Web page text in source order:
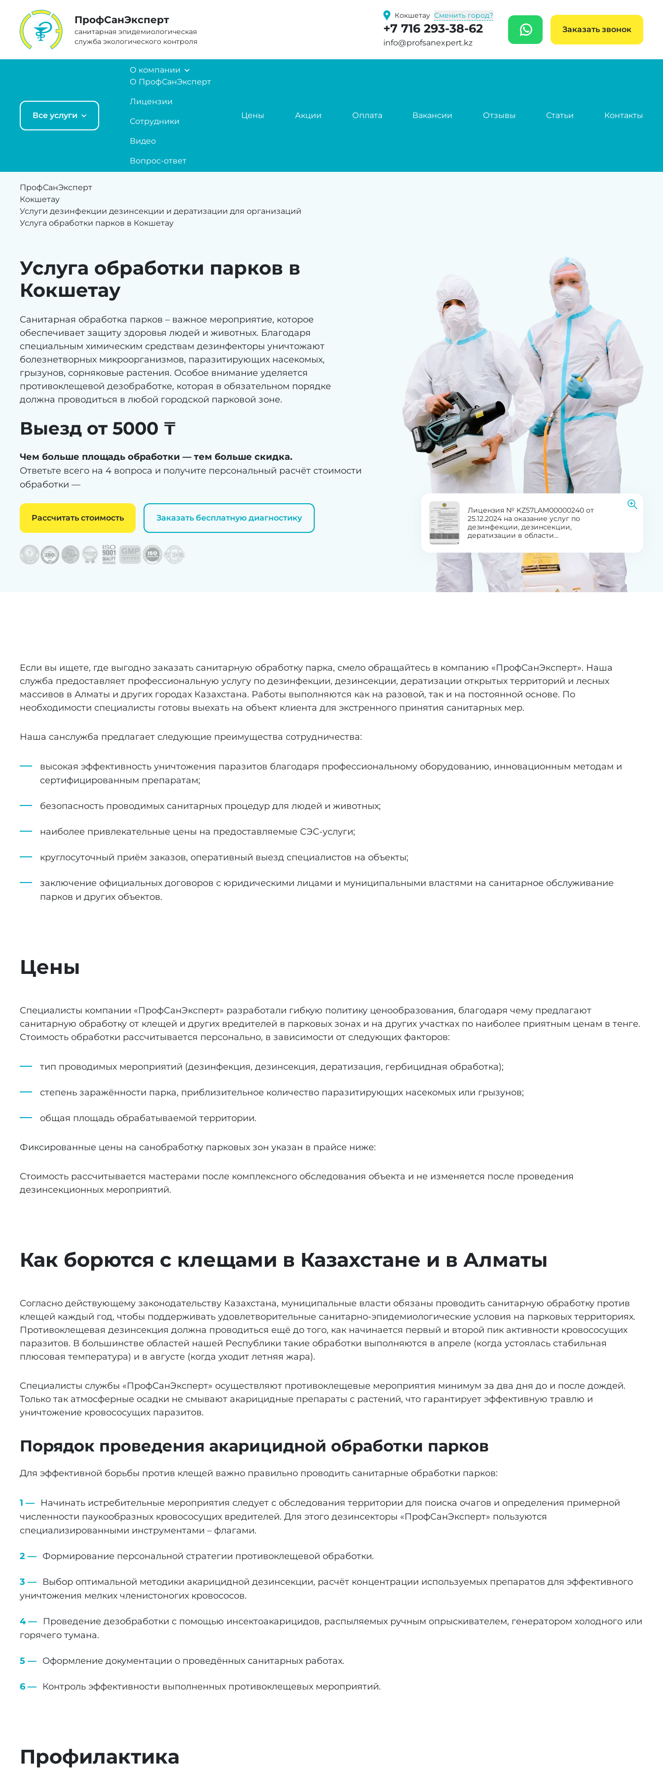
ПрофCанЭксперт
санитарная эпидемиологическая
служба экологического контроля
Кокшетау Сменить город?
+7 716 293-38-62
info@profsanexpert.kz
WhatsAppЗаказать звонок
Все услуги
О компании
О ПрофСанЭксперт
Лицензии
Сотрудники
Видео
Вопрос-ответ
Цены Акции Оплата Вакансии Отзывы Статьи Контакты
ПрофСанЭксперт
Кокшетау
Услуги дезинфекции дезинсекции и дератизации для организаций
Услуга обработки парков в Кокшетау
Услуга обработки парков в
Кокшетау
Санитарная обработка парков – важное мероприятие, которое
обеспечивает защиту здоровья людей и животных. Благодаря
специальным химическим средствам дезинфекторы уничтожают
болезнетворных микроорганизмов, паразитирующих насекомых,
грызунов, сорняковые растения. Особое внимание уделяется
противоклещевой дезобработке, которая в обязательном порядке
должна проводиться в любой городской парковой зоне.
Выезд от 5000 ₸
Чем больше площадь обработки — тем больше скидка.
Ответьте всего на 4 вопроса и получите персональный расчёт стоимости
обработки —
Рассчитать стоимость Заказать бесплатную диагностику
Лицензия № KZ57LAM00000240 от
25.12.2024 на оказание услуг по
дезинфекции, дезинсекции,
дератизации в области
Если вы ищете, где выгодно заказать санитарную обработку парка, смело обращайтесь в компанию «ПрофСанЭксперт». Наша
служба предоставляет профессиональную услугу по дезинфекции, дезинсекции, дератизации открытых территорий и лесных
массивов в Алматы и других городах Казахстана. Работы выполняются как на разовой, так и на постоянной основе. По
необходимости специалисты готовы выехать на объект клиента для экстренного принятия санитарных мер.
Наша санслужба предлагает следующие преимущества сотрудничества:
высокая эффективность уничтожения паразитов благодаря профессиональному оборудованию, инновационным методам и
сертифицированным препаратам;
безопасность проводимых санитарных процедур для людей и животных;
наиболее привлекательные цены на предоставляемые СЭС-услуги;
круглосуточный приём заказов, оперативный выезд специалистов на объекты;
заключение официальных договоров с юридическими лицами и муниципальными властями на санитарное обслуживание
парков и других объектов.
Цены
Специалисты компании «ПрофСанЭксперт» разработали гибкую политику ценообразования, благодаря чему предлагают
санитарную обработку от клещей и других вредителей в парковых зонах и на других участках по наиболее приятным ценам в тенге.
Стоимость обработки рассчитывается персонально, в зависимости от следующих факторов:
тип проводимых мероприятий (дезинфекция, дезинсекция, дератизация, гербицидная обработка);
степень заражённости парка, приблизительное количество паразитирующих насекомых или грызунов;
общая площадь обрабатываемой территории.
Фиксированные цены на санобработку парковых зон указан в прайсе ниже:
Стоимость рассчитывается мастерами после комплексного обследования объекта и не изменяется после проведения
дезинсекционных мероприятий.
Как борются с клещами в Казахстане и в Алматы
Согласно действующему законодательству Казахстана, муниципальные власти обязаны проводить санитарную обработку против
клещей каждый год, чтобы поддерживать удовлетворительные санитарно-эпидемиологические условия на парковых территориях.
Противоклещевая дезинсекция должна проводиться ещё до того, как начинается первый и второй пик активности кровососущих
паразитов. В большинстве областей нашей Республики такие обработки выполняются в апреле (когда устоялась стабильная
плюсовая температура) и в августе (когда уходит летняя жара).
Специалисты службы «ПрофСанЭксперт» осуществляют противоклещевые мероприятия минимум за два дня до и после дождей.
Только так атмосферные осадки не смывают акарицидные препараты с растений, что гарантирует эффективную травлю и
уничтожение кровососущих паразитов.
Порядок проведения акарицидной обработки парков
Для эффективной борьбы против клещей важно правильно проводить санитарные обработки парков:
Начинать истребительные мероприятия следует с обследования территории для поиска очагов и определения примерной
численности паукообразных кровососущих вредителей. Для этого дезинсекторы «ПрофСанЭксперт» пользуются
специализированными инструментами – флагами.
Формирование персональной стратегии противоклещевой обработки.
Выбор оптимальной методики акарицидной дезинсекции, расчёт концентрации используемых препаратов для эффективного
уничтожения мелких членистоногих кровососов.
Проведение дезобработки с помощью инсектоакарицидов, распыляемых ручным опрыскивателем, генератором холодного или
горячего тумана.
Оформление документации о проведённых санитарных работах.
Контроль эффективности выполненных противоклещевых мероприятий.
Профилактика